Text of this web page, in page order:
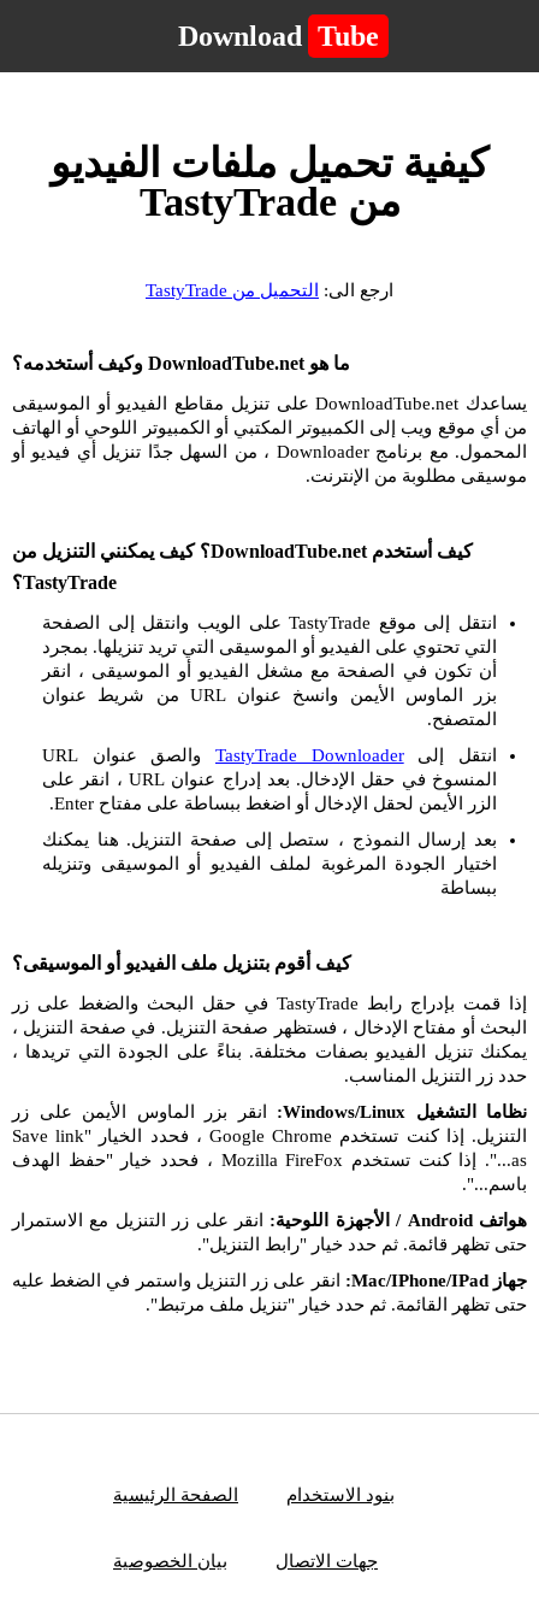
Download Tube
كيفية تحميل ملفات الفيديو
من TastyTrade
ارجع الى: التحميل من TastyTrade
ما هو DownloadTube.net وكيف أستخدمه؟
يساعدك DownloadTube.net على تنزيل مقاطع الفيديو أو الموسيقى
من أي موقع ويب إلى الكمبيوتر المكتبي أو الكمبيوتر اللوحي أو الهاتف
المحمول. مع برنامج Downloader ، من السهل جدًا تنزيل أي فيديو أو
موسيقى مطلوبة من الإنترنت.
كيف أستخدم DownloadTube.net؟ كيف يمكنني التنزيل من
TastyTrade؟
انتقل إلى موقع TastyTrade على الويب وانتقل إلى الصفحة
التي تحتوي على الفيديو أو الموسيقى التي تريد تنزيلها. بمجرد
أن تكون في الصفحة مع مشغل الفيديو أو الموسيقى ، انقر
بزر الماوس الأيمن وانسخ عنوان URL من شريط عنوان
المتصفح.
انتقل إلىTastyTrade Downloader
والصق عنوان URL
المنسوخ في حقل الإدخال. بعد إدراج عنوان URL ، انقر على
الزر الأيمن لحقل الإدخال أو اضغط ببساطة على مفتاح Enter.
بعد إرسال النموذج ، ستصل إلى صفحة التنزيل. هنا يمكنك
اختيار الجودة المرغوبة لملف الفيديو أو الموسيقى وتنزيله
ببساطة
كيف أقوم بتنزيل ملف الفيديو أو الموسيقى؟
إذا قمت بإدراج رابط TastyTrade في حقل البحث والضغط على زر
البحث أو مفتاح الإدخال ، فستظهر صفحة التنزيل. في صفحة التنزيل ،
يمكنك تنزيل الفيديو بصفات مختلفة. بناءً على الجودة التي تريدها ،
حدد زر التنزيل المناسب.
نظاما التشغيل Windows/Linux:
انقر بزر الماوس الأيمن على زر
التنزيل. إذا كنت تستخدم Google Chrome ، فحدد الخيار "Save link
as...". إذا كنت تستخدم Mozilla FireFox ، فحدد خيار "حفظ الهدف
باسم...".
هواتف Android / الأجهزة اللوحية:
انقر على زر التنزيل مع الاستمرار
حتى تظهر قائمة. ثم حدد خيار "رابط التنزيل".
جهاز Mac/IPhone/IPad:
انقر على زر التنزيل واستمر في الضغط عليه
حتى تظهر القائمة. ثم حدد خيار "تنزيل ملف مرتبط".
الصفحة الرئيسية بنود الاستخدام
بيان الخصوصية جهات الاتصال